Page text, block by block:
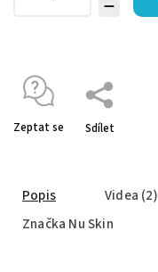
Zeptat se Sdílet
Popis Videa (2)
Značka Nu Skin